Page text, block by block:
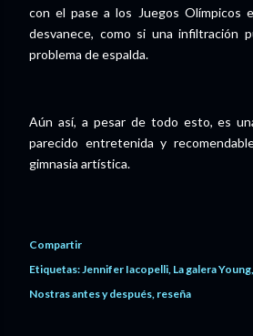
con el pase a los Juegos Olímpicos
desvanece, como si una infiltración
problema de espalda.
Aún así, a pesar de todo esto, es
parecido entretenida y
gimnasia artística.
Compartir
Etiquetas: Jennifer Iacopelli La galera Young
Nostras antes y después reseña